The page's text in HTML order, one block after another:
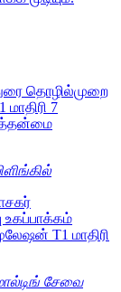
தொழில்முறை
மாதிரி 7
உகப்பாக்கம்
T1 மாதிரி
சேவை